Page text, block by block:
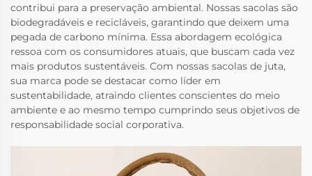
contribui para a preservação ambiental. Nossas sacolas são
biodegradáveis e recicláveis, garantindo que deixem uma
pegada de carbono mínima. Essa abordagem ecológica
ressoa com os consumidores atuais, que buscam cada vez
mais produtos sustentáveis. Com nossas sacolas de juta,
sua marca pode se destacar como líder em
sustentabilidade, atraindo clientes conscientes do meio
ambiente e ao mesmo tempo cumprindo seus objetivos de
responsabilidade social corporativa.